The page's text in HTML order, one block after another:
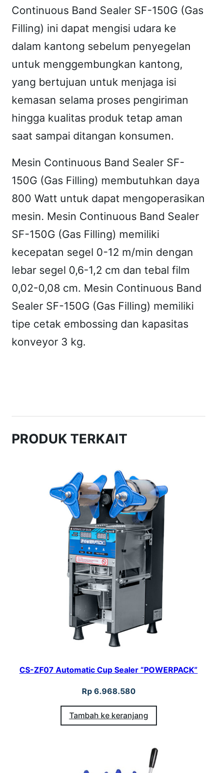
Continuous Band Sealer SF-150G (Gas
Filling) ini dapat mengisi udara ke
dalam kantong sebelum penyegelan
untuk menggembungkan kantong,
yang bertujuan untuk menjaga isi
kemasan selama proses pengiriman
hingga kualitas produk tetap aman
saat sampai ditangan konsumen.
Mesin Continuous Band Sealer SF-
150G (Gas Filling) membutuhkan daya
800 Watt untuk dapat mengoperasikan
mesin. Mesin Continuous Band Sealer
SF-150G (Gas Filling) memiliki
kecepatan segel 0-12 m/min dengan
lebar segel 0,6-1,2 cm dan tebal film
0,02-0,08 cm. Mesin Continuous Band
Sealer SF-150G (Gas Filling) memiliki
tipe cetak embossing dan kapasitas
konveyor 3 kg.
PRODUK TERKAIT
CS-ZF07 Automatic Cup Sealer “POWERPACK”
Rp6.968.580
Tambah ke keranjang